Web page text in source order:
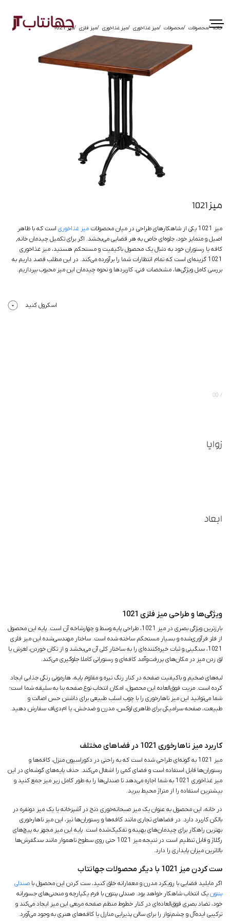
خانه محصولات محصولات میز غذاخوری میز غذاخوری میز فلزی میز 1021
میز 1021
میز 1021 یکی از شاهکارهای طراحی در میان محصولات میز غذاخوری است که با ظاهر
اصیل و متمایز خود، جلوه‌ای خاص به هر فضایی می‌بخشد. اگر برای تکمیل چیدمان خانه,
کافه یا رستوران خود به دنبال یک محصول باکیفیت و مستحکم هستید، میز غذاخوری
1021 گزینه‌ای است که تمام انتظارات شما را برآورده می‌کند. در این مطلب قصد داریم به
بررسی کامل ویژگی‌ها، مشخصات فنی، کاربردها و نحوه چیدمان این میز محبوب بپردازیم.
اسکرول کنید
00
زوایا
ابعاد
ویژگی‌ها و طراحی میز فلزی 1021
بارزترین ویژگی بصری در میز 1021، طراحی پایه وسط و چهارشاخه آن است. پایه این محصول
از فلز فرآوری‌شده و بسیار مستحکم ساخته شده است. ساختار مهندسی‌شده این میز فلزی
1021، سنگینی و ثبات خیره‌کننده‌ای را به ساختار کلی آن می‌بخشد و از تکان خوردن، لغزش یا
لق زدن میز در مکان‌های پررفت‌وآمد کافه‌ای و رستورانی کاملا جلوگیری می‌کند.
لبه‌های ضخیم و باکیفیت صفحه در کنار رنگ تیره و مقاوم پایه، هارمونی رنگی جذابی ایجاد
کرده است. مزیت فوق‌العاده این محصول، امکان انتخاب نوع صفحه بنا به سلیقه شما است؛
شما می‌توانید این میز ناهارخوری را با چوب اسلب طبیعی برای داشتن حس اصالت و
طبیعت، صفحه سرامیکی برای ظاهری لوکس، مدرن و ضدخش، یا ام‌دی‌اف سفارش دهید.
کاربرد میز ناهارخوری 1021 در فضاهای مختلف
میز 1021 به گونه‌ای طراحی شده است که به راحتی در دکوراسیون منزل، کافه‌ها و
رستوران‌ها قابل استفاده است و فضای کمی را اشغال می‌کند. حذف پایه‌های گوشه‌ای در این
میز غذاخوری 1021 به شما اجازه می‌دهد تا صندلی‌ها را به طور کامل زیر میز جمع کنید و
بیشترین استفاده را از متراژ محیط ببرید.
در خانه، این محصول به عنوان یک میز صبحانه‌خوری دنج در آشپزخانه یا یک میز دونفره در
بالکن کاربرد دارد. در فضاهای تجاری مانند کافه‌ها و رستوران‌ها نیز، این میز ناهارخوری
بهترین راهکار برای چیدمان‌های بهینه و تفکیک‌شده است. پایه این میز مجهز به پیچ‌های
رگلاژ و قابل تنظیم است در نتیجه میز 1021 حتی روی سطوح ناهموار مانند سنگفرش‌ها
بالاترین میزان پایداری را دارد.
ست کردن میز 1021 با دیگر محصولات جهانتاب
اگر مایلید فضایی با رویکرد مدرن و معمارانه خلق کنید، ست کردن این محصول با صندلی
پنتونیک انتخاب شاهکار خواهد بود. صندلی پنتون با فرم یکپارچه و منحنی‌های جسورانه
خود، تضاد بصری فوق‌العاده‌ای در کنار خطوط منظم صفحه مربعی این میز ایجاد می‌کند و
ترکیبی ایده‌آل و چشم‌نواز را برای سالن پذیرایی منازل یا کافه‌های هنری به وجود می‌آورد.